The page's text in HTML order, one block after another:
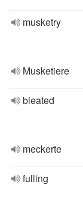
musketry
Musketiere
bleated
meckerte
fulling